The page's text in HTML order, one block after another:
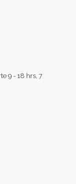
9 - 18 hrs, 7